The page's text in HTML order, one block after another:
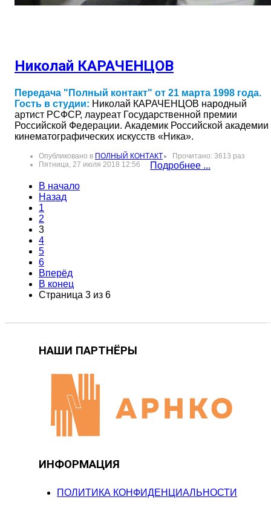
Николай КАРАЧЕНЦОВ
Передача "Полный контакт" от 21 марта 1998 года.
Гость в студии: Николай КАРАЧЕНЦОВ народный
артист РСФСР, лауреат Государственной премии
Российской Федерации. Академик Российской академии
кинематографических искусств «Ника».
Опубликовано в ПОЛНЫЙ КОНТАКТ
Прочитано: 3613 раз
Пятница, 27 июля 2018 12:56
Подробнее ...
В начало
Назад
1
2
3
4
5
6
Вперёд
В конец
Страница 3 из 6
НАШИ ПАРТНЁРЫ
ИНФОРМАЦИЯ
ПОЛИТИКА КОНФИДЕНЦИАЛЬНОСТИ